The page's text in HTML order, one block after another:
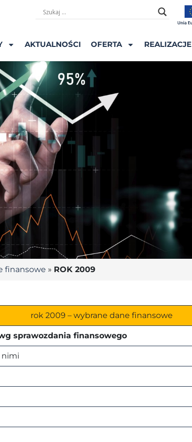
AKTUALNOŚCI OFERTA REALIZACJE
finansowe » ROK 2009
rok 2009 – wybrane dane finansowe
sprawozdania finansowego
nimi